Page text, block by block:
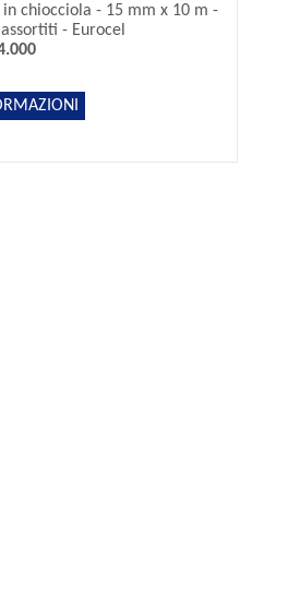
in chiocciola - 15 mm x 10 m -
- Eurocel